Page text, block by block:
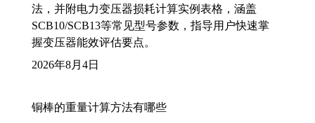
法，并附电力变压器损耗计算实例表格，涵盖
SCB10/SCB13等常见型号参数，指导用户快速掌
握变压器能效评估要点。
2026年8月4日
铜棒的重量计算方法有哪些